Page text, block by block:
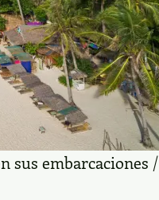
sus embarcaciones /